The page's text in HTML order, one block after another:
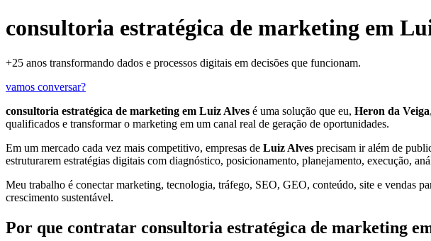
consultoria estratégica de marketing em
+25 anos transformando dados e processos digitais em decisões que funcionam.
vamos conversar?
consultoria estratégica de marketing em Luiz Alves é uma solução que eu, Heron da Veiga
qualificados e transformar o marketing em um canal real de geração de oportunidades.
Em um mercado cada vez mais competitivo, empresas de Luiz Alves precisam ir além de
estruturarem estratégias digitais com diagnóstico, posicionamento, planejamento, execução,
Meu trabalho é conectar marketing, tecnologia, tráfego, SEO, GEO, conteúdo, site e vendas
crescimento sustentável.
Por que contratar consultoria estratégica de marketing